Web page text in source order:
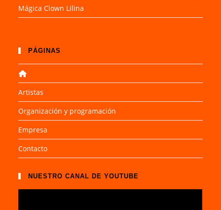
Mágica Clown Lilina
PÁGINAS
Artistas
Organización y programación
Empresa
Contacto
NUESTRO CANAL DE YOUTUBE